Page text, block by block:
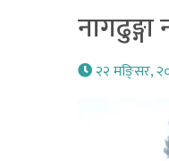
२२ मङि्सर,